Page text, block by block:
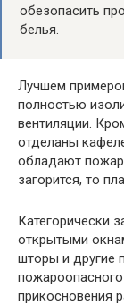
обезопасить
белья.
Лучшем
полностью
вентиляции.
отделаны
обладают
загорится, то
Категорически
открытыми
шторы и другие
прикосновения